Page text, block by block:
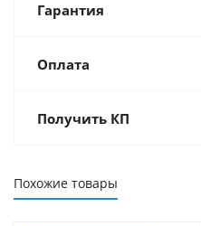
Гарантия
Оплата
Получить КП
Похожие товары